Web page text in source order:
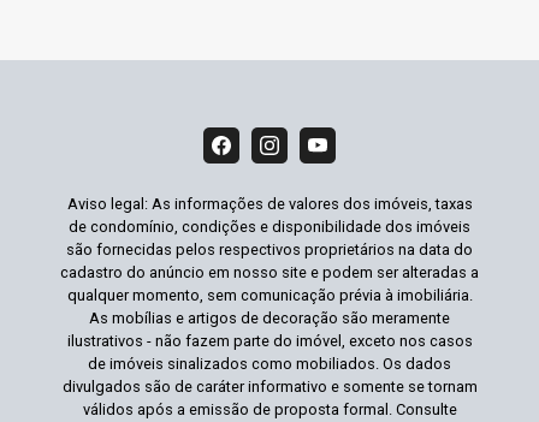
Aviso legal: As informações de valores dos imóveis, taxas
de condomínio, condições e disponibilidade dos imóveis
são fornecidas pelos respectivos proprietários na data do
cadastro do anúncio em nosso site e podem ser alteradas a
qualquer momento, sem comunicação prévia à imobiliária.
As mobílias e artigos de decoração são meramente
ilustrativos - não fazem parte do imóvel, exceto nos casos
de imóveis sinalizados como mobiliados. Os dados
divulgados são de caráter informativo e somente se tornam
válidos após a emissão de proposta formal. Consulte